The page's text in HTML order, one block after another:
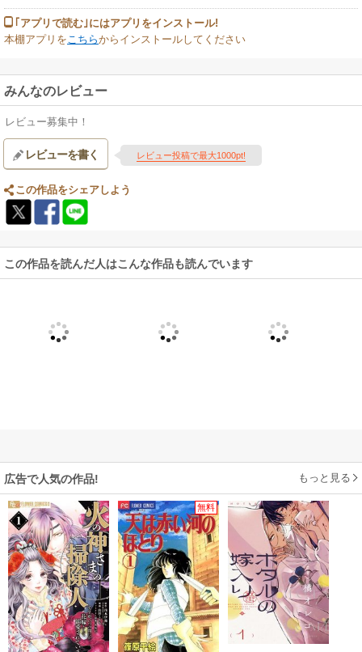
｢アプリで読む｣にはアプリをインストール!
本棚アプリを こちらからインストールしてください
みんなのレビュー
レビュー募集中！
レビューを書く レビュー投稿で最大1000pt!
この作品をシェアしよう
この作品を読んだ人はこんな作品も読んでいます
広告で人気の作品! もっと見る
無料